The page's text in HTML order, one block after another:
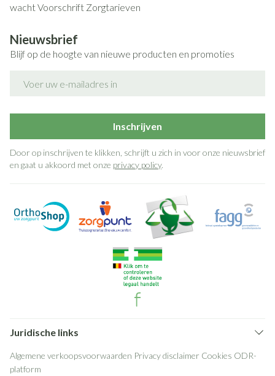
wachtVoorschrift Zorgtarieven
Nieuwsbrief
Blijf op de hoogte van nieuwe producten en promoties
Inschrijven
Door op inschrijven te klikken, schrijft u zich in voor onze nieuwsbrief
en gaat u akkoord met onze privacy policy.
Juridische links
Algemene verkoopsvoorwaarden Privacy disclaimer Cookies ODR-
platform